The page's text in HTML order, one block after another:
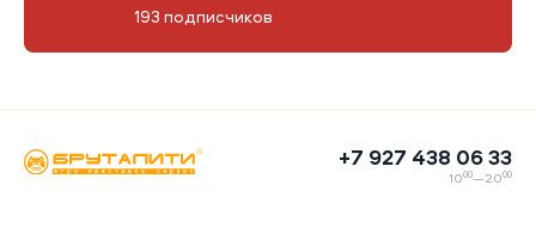
193 подписчиков
+7 927 438 06 33
1000—2000